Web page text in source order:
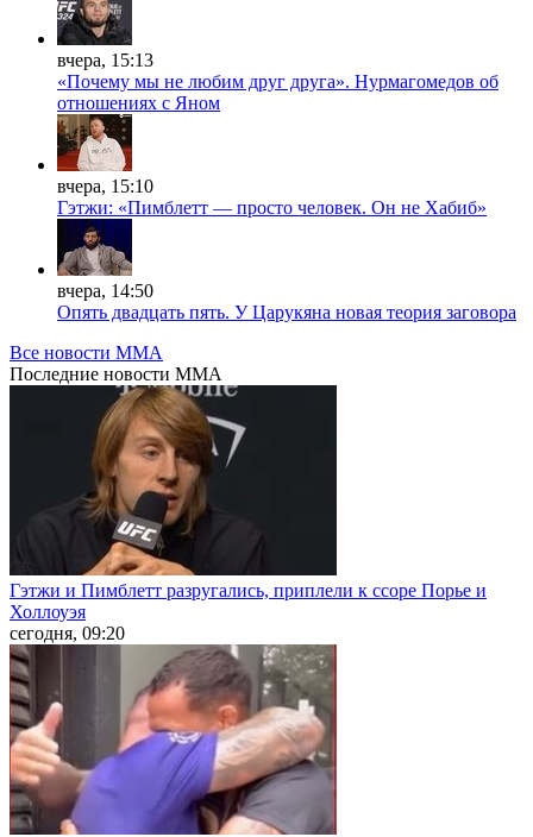
вчера, 15:13
«Почему мы не любим друг друга». Нурмагомедов об
отношениях с Яном
вчера, 15:10
Гэтжи: «Пимблетт — просто человек. Он не Хабиб»
вчера, 14:50
Опять двадцать пять. У Царукяна новая теория заговора
Все новости MMA
Последние новости MMA
Гэтжи и Пимблетт разругались, приплели к ссоре Порье и
Холлоуэя
сегодня, 09:20